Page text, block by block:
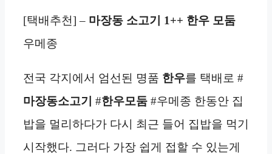
[택배추천] – 마장동 소고기
1++ 한우 모둠
우메종
전국 각지에서 엄선된 명품 한우를 택배로 #
마장동소고기 #한우모둠 #우메종 한동안 집
밥을 멀리하다가 다시 최근 들어 집밥을 먹기
시작했다. 그러다 가장 쉽게 접할 수 있는게